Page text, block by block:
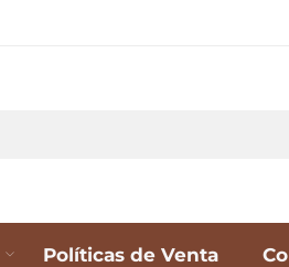
Políticas de Venta